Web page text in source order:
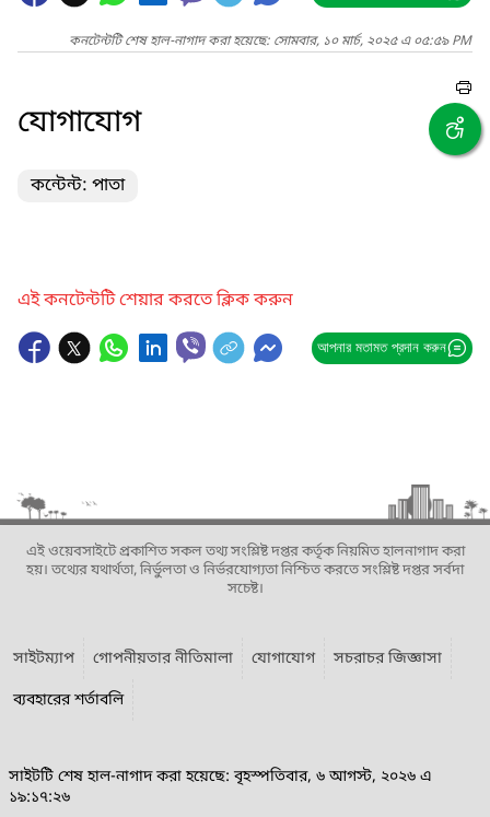
কনটেন্টটি শেষ হাল-নাগাদ করা হয়েছে: সোমবার, ১০ মার্চ, ২০২৫ এ ০৫:৫৯ PM
যোগাযোগ
কন্টেন্ট: পাতা
এই কনটেন্টটি শেয়ার করতে ক্লিক করুন
আপনার মতামত প্রদান করুন
এই ওয়েবসাইটে প্রকাশিত সকল তথ্য সংশ্লিষ্ট দপ্তর কর্তৃক নিয়মিত হালনাগাদ করা
হয়। তথ্যের যথার্থতা, নির্ভুলতা ও নির্ভরযোগ্যতা নিশ্চিত করতে সংশ্লিষ্ট দপ্তর সর্বদা
সচেষ্ট।
সাইটম্যাপ গোপনীয়তার নীতিমালা যোগাযোগ
সচরাচর জিজ্ঞাসা
ব্যবহারের শর্তাবলি
সাইটটি শেষ হাল-নাগাদ করা হয়েছে: বৃহস্পতিবার, ৬ আগস্ট, ২০২৬ এ
১৯:১৭:২৬